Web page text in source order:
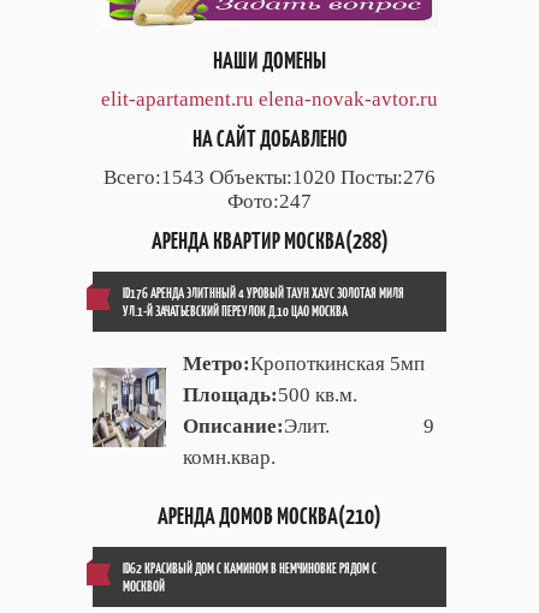
НАШИ ДОМЕНЫ
elit-apartament.ru elena-novak-avtor.ru
НА САЙТ ДОБАВЛЕНО
Всего:1543 Объекты:1020 Посты:276
Фото:247
АРЕНДА КВАРТИР МОСКВА(288)
ID176 АРЕНДА ЭЛИТННЫЙ 4 УРОВЫЙ ТАУН ХАУС ЗОЛОТАЯ МИЛЯ
УЛ.1-Й ЗАЧАТЬЕВСКИЙ ПЕРЕУЛОК Д.10 ЦАО МОСКВА
Метро:Кропоткинская 5мп
Площадь:500 кв.м.
Описание:Элит. 9
комн.квар.
АРЕНДА ДОМОВ МОСКВА(210)
ID62 КРАСИВЫЙ ДОМ С КАМИНОМ В НЕМЧИНОВКЕ РЯДОМ С
МОСКВОЙ